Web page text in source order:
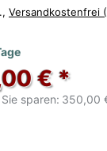
Versandkostenfrei
€ *
Sie sparen: 350,00